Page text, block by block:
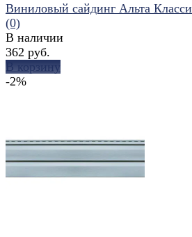
Виниловый сайдинг Альта
(0)
В наличии
362 руб.
В корзину
-2%